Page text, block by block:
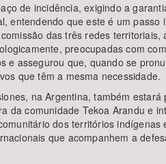
de incidência, exigindo a
entendendo que este é um
das três redes
preocupadas com
e assegurou que, quando se
que têm a mesma necessidade.
na Argentina, também
da comunidade Tekoa Arandu e
dos territórios
que acompanhem a